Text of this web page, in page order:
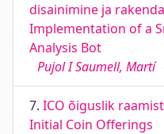
disainimine ja
Implementation of a
Analysis Bot
Pujol I Saumell, Martí
7. ICO õiguslik
Initial Coin Offerings